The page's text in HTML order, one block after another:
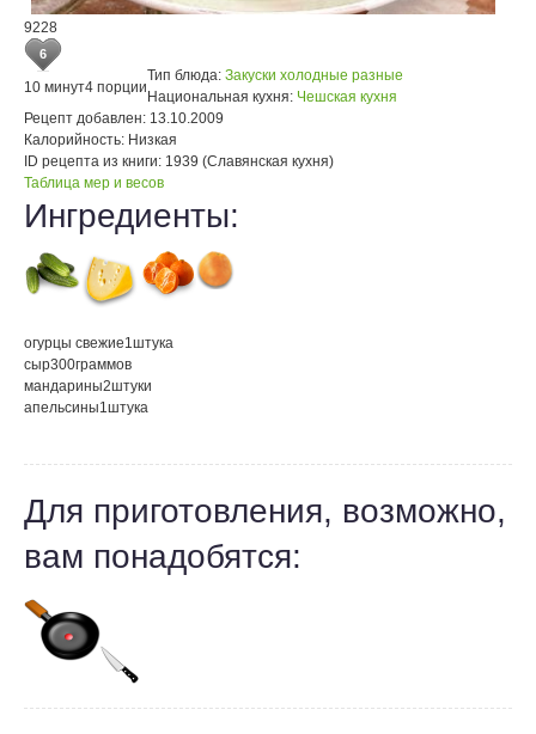
9228
6
10 минут4 порции
Тип блюда: Закуски холодные разные
Национальная кухня: Чешская кухня
Рецепт добавлен: 13.10.2009
Калорийность: Низкая
ID рецепта из книги: 1939 (Славянская кухня)
Таблица мер и весов
Ингредиенты:
огурцы свежие1штука
сыр300граммов
мандарины2штуки
апельсины1штука
Для приготовления, возможно,
вам понадобятся: